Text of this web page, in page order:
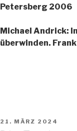
Petersberg 2006
Michael Andrick:
überwinden.
VERÖFFENTLICHT
21. MÄRZ 2024